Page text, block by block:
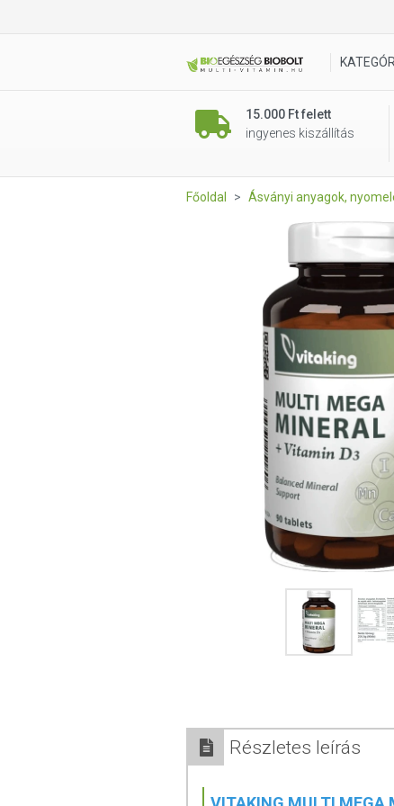
15.000 Ft felett
ingyenes kiszállítás
Főoldal Ásványi anyagok,
Részletes leírás